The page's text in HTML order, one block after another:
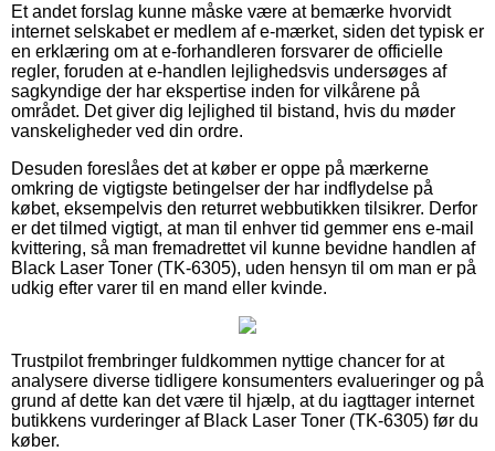
Et andet forslag kunne måske være at bemærke hvorvidt
internet selskabet er medlem af e-mærket, siden det typisk er
en erklæring om at e-forhandleren forsvarer de officielle
regler, foruden at e-handlen lejlighedsvis undersøges af
sagkyndige der har ekspertise inden for vilkårene på
området. Det giver dig lejlighed til bistand, hvis du møder
vanskeligheder ved din ordre.
Desuden foreslåes det at køber er oppe på mærkerne
omkring de vigtigste betingelser der har indflydelse på
købet, eksempelvis den returret webbutikken tilsikrer. Derfor
er det tilmed vigtigt, at man til enhver tid gemmer ens e-mail
kvittering, så man fremadrettet vil kunne bevidne handlen af
Black Laser Toner (TK-6305), uden hensyn til om man er på
udkig efter varer til en mand eller kvinde.
Trustpilot frembringer fuldkommen nyttige chancer for at
analysere diverse tidligere konsumenters evalueringer og på
grund af dette kan det være til hjælp, at du iagttager internet
butikkens vurderinger af Black Laser Toner (TK-6305) før du
køber.